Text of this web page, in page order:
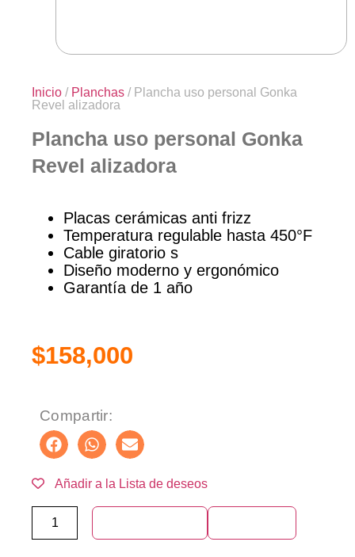
Inicio / Planchas / Plancha uso personal Gonka
Revel alizadora
Plancha uso personal Gonka
Revel alizadora
Placas cerámicas anti frizz
Temperatura regulable hasta 450°F
Cable giratorio s
Diseño moderno y ergonómico
Garantía de 1 año
$158,000
Compartir:
Añadir a la Lista de deseos